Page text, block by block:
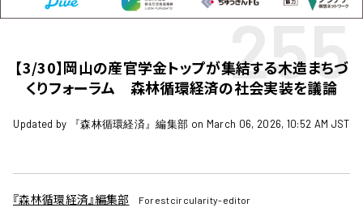
【3/30】岡山の産官学金トップが集結する木造まちづ
くりフォーラム 森林循環経済の社会実装を議論
255
Updated by 『森林循環経済』編集部 on March 06, 2026, 10:52 AM JST
『森林循環経済』編集部 Forestcircularity-editor